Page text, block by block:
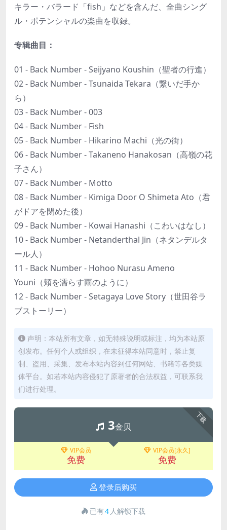
キラー・バラード「fish」などを含んだ、全曲シング
ル・ポテンシャルの楽曲を収録。
专辑曲目：
01 - Back Number - Seijyano Koushin（聖者の行進）
02 - Back Number - Tsunaida Tekara（繋いだ手か
ら）
03 - Back Number - 003
04 - Back Number - Fish
05 - Back Number - Hikarino Machi（光の街）
06 - Back Number - Takaneno Hanakosan（高嶺の花
子さん）
07 - Back Number - Motto
08 - Back Number - Kimiga Door O Shimeta Ato（君
がドアを閉めた後）
09 - Back Number - Kowai Hanashi（こわいはなし）
10 - Back Number - Netanderthal Jin（ネタンデルタ
ール人）
11 - Back Number - Hohoo Nurasu Ameno
Youni（頬を濡らす雨のように）
12 - Back Number - Setagaya Love Story（世田谷ラ
ブストーリー）
声明：本站所有文章，如无特殊说明或标注，均为本站原
创发布。任何个人或组织，在未征得本站同意时，禁止复
制、盗用、采集、发布本站内容到任何网站、书籍等各类媒
体平台。如若本站内容侵犯了原著者的合法权益，可联系我
们进行处理。
下载
3金贝
VIP会员
免费
VIP会员[永久]
免费
登录后购买
已有4 人解锁下载